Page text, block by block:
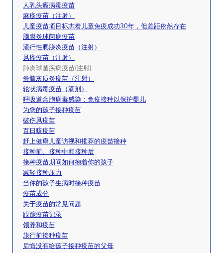
人乳头瘤病毒疫苗
麻疹疫苗（注射）
儿童疫苗项目标志着儿童免疫成功30年，但差距依然存在
脑膜炎球菌病疫苗
流行性腮腺炎疫苗（注射）
风疹疫苗（注射）
肺炎球菌疾病疫苗(注射)
脊髓灰质炎疫苗（注射）
轮状病毒疫苗（滴剂）
呼吸道合胞病毒感染：免疫接种以保护婴儿
为您的孩子接种疫苗
破伤风疫苗
百日咳疫苗
赶上健康儿童访视和推荐的疫苗接种
接种前、接种中和接种后
接种疫苗期间如何抱着你的孩子
减轻接种压力
当你的孩子生病时接种疫苗
疫苗成分
关于疫苗的常见问题
跟踪疫苗记录
领养和疫苗
旅行前接种疫苗
后悔没有给孩子接种疫苗的父母